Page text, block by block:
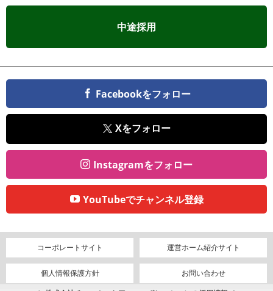
中途採用
Facebookをフォロー
Xをフォロー
Instagramをフォロー
YouTubeでチャンネル登録
コーポレートサイト 運営ホーム紹介サイト
個人情報保護方針 お問い合わせ